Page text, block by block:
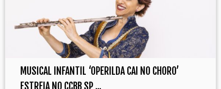
MUSICAL INFANTIL ‘OPERILDA CAI NO CHORO’
ESTREIA NO CCBB SP ...